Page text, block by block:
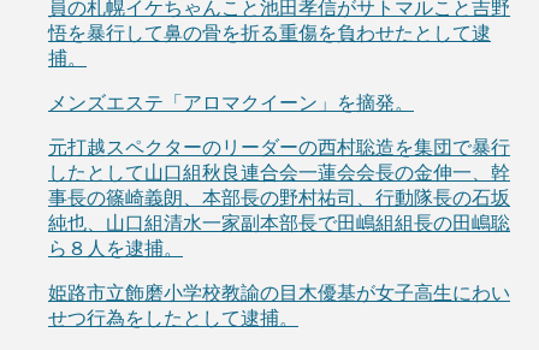
員の札幌イケちゃんこと池田孝信がサトマルこと吉野
悟を暴行して鼻の骨を折る重傷を負わせたとして逮
捕。
メンズエステ「アロマクイーン」を摘発。
元打越スペクターのリーダーの西村聡造を集団で暴行
したとして山口組秋良連合会一蓮会会長の金伸一、幹
事長の篠崎義朗、本部長の野村祐司、行動隊長の石坂
純也、山口組清水一家副本部長で田嶋組組長の田嶋聡
ら８人を逮捕。
姫路市立飾磨小学校教諭の目木優基が女子高生にわい
せつ行為をしたとして逮捕。